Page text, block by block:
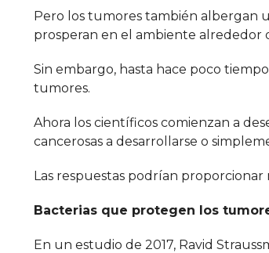
Pero los tumores también albergan
prosperan en el ambiente alrededor
Sin embargo, hasta hace poco
tumores.
Ahora los científicos comienzan a
cancerosas a desarrollarse o
Las respuestas podrían
Bacterias que protegen los
En un estudio de 2017, Ravid